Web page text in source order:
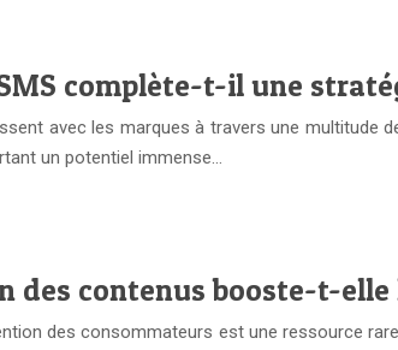
complète-t-il une
avec les marques à travers une multitude
un potentiel immense…
des contenus booste-t-
des consommateurs est une ressource